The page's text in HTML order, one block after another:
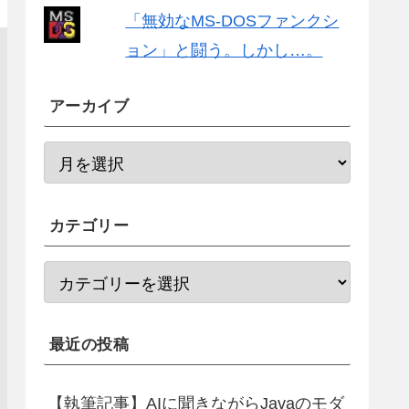
「無効なMS-DOSファンクシ
ョン」と闘う。しかし…。
アーカイブ
カテゴリー
最近の投稿
【執筆記事】AIに聞きながらJavaのモダ